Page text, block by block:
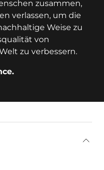
zusammen,
verlassen, um die
Weise zu
von
zu verbessern.